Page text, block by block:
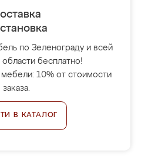
по Зеленограду и всей
бесплатно!
10% от стоимости
заказа.
В КАТАЛОГ